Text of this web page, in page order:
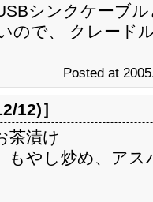
シンクケーブ
ので、 クレード
Posted at
12)］
茶漬け
もやし炒め、ア